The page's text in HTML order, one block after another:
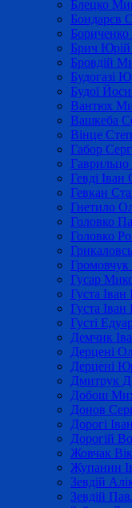
Блецко
Бондарєв
Брич
Бровдій
Будогазі
Будої
Вантюх
Вашкеба
Вінце
Габор
Гевді
Гевкан
Гнетило
Головко
Головко
Гусар
Густа Іван
Густа Іван
Густі
Демчик
Дерцені
Дерцені
Дмитрук
Добош
Донов
Дорогі
Дорогій
Жовчак
Жупанин
Зевдій
Зевдій